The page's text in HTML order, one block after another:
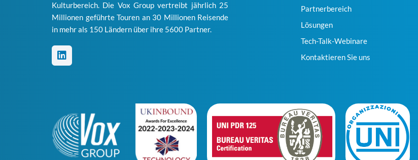
Kulturbereich. Die Vox Group vertreibt jährlich 25
Millionen geführte Touren an 30 Millionen Reisende
in mehr als 150 Ländern über ihre 5600 Partner.
Partnerbereich
Lösungen
Tech-Talk-Webinare
Kontaktieren Sie uns